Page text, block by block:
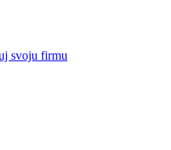
svoju firmu